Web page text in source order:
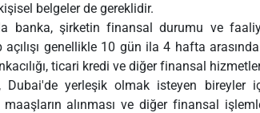
belgeler de gereklidir.
banka, şirketin finansal durumu ve
genellikle 10 gün ila 4 hafta
ticari kredi ve diğer finansal
Dubai'de yerleşik olmak isteyen bireyler
alınması ve diğer finansal